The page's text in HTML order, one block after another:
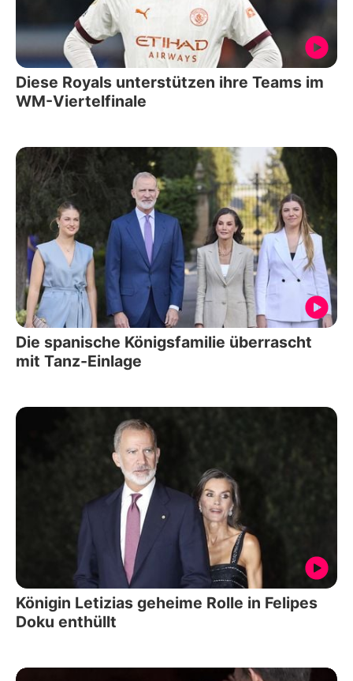
Diese Royals unterstützen ihre Teams im
WM-Viertelfinale
Die spanische Königsfamilie überrascht
mit Tanz-Einlage
Königin Letizias geheime Rolle in Felipes
Doku enthüllt